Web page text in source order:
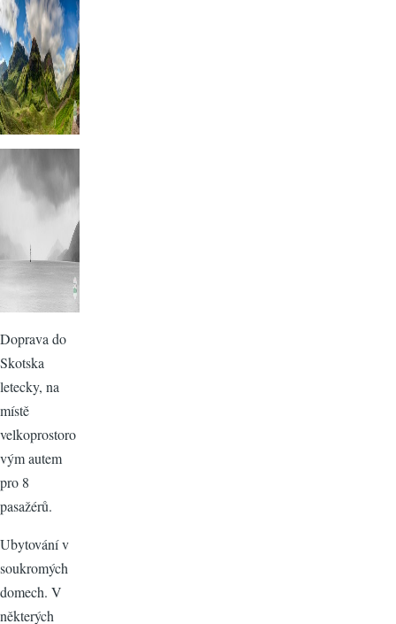
Doprava do
Skotska
letecky, na
místě
velkoprostoro
vým autem
pro 8
pasažérů.
Ubytování v
soukromých
domech. V
některých